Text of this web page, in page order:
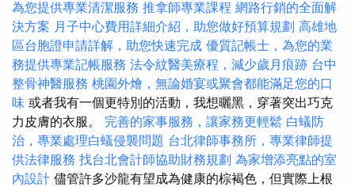
為您提供專業清潔服務 推拿師專業課程 網路行銷的全面解
決方案 月子中心費用詳細介紹，助您做好預算規劃 高雄地
區台胞證申請詳解，助您快速完成 優質記帳士，為您的業
務提供專業記帳服務 法令紋醫美療程，減少歲月痕跡 台中
整骨神醫服務 桃園外燴，無論婚宴或聚會都能滿足您的口
味 或者我有一個更特別的活動，我想曬黑，穿著突出巧克
力皮膚的衣服。 完善的家事服務，讓家務更輕鬆 白蟻防
治，專業處理白蟻侵襲問題 台北律師事務所，專業律師提
供法律服務 找台北會計師協助財務規劃 為家增添亮點的室
內設計 儘管許多沙龍有望成為健康的棕褐色，但實際上根